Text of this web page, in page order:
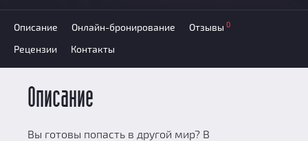
Описание Онлайн-бронирование Отзывы 0
Рецензии Контакты
Описание
Вы готовы попасть в другой мир? В